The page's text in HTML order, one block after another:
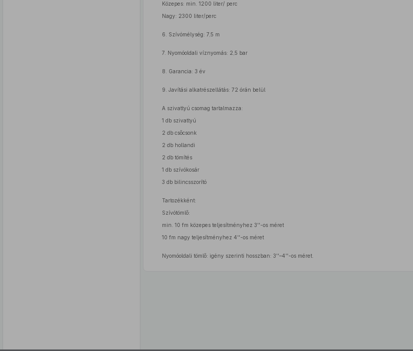
Közepes: min. 1200 liter/ perc
Nagy: 2300 liter/perc
6. Szívómélység: 7,5 m
7. Nyomóoldali víznyomás: 2,5 bar
8. Garancia: 3 év
9. Javítási alkatrészellátás: 72 órán belül
A szivattyú csomag tartalmazza:
1 db szivattyú
2 db csőcsonk
2 db hollandi
2 db tömítés
1 db szívókosár
3 db bilincsszorító
Tartozékként:
Szívótömlő:
min. 10 fm közepes teljesítményhez 3''-os méret
10 fm nagy teljesítményhez 4''-os méret
Nyomóoldali tömlő: igény szerinti hosszban: 3''–4''-os méret.